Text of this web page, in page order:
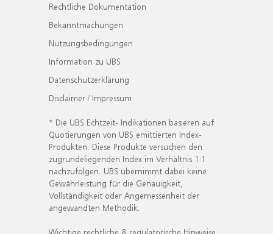
Rechtliche Dokumentation
Bekanntmachungen
Nutzungsbedingungen
Information zu UBS
Datenschutzerklärung
Disclaimer / Impressum
* Die UBS Echtzeit- Indikationen basieren auf
Quotierungen von UBS emittierten Index-
Produkten. Diese Produkte versuchen den
zugrundeliegenden Index im Verhältnis 1:1
nachzufolgen. UBS übernimmt dabei keine
Gewährleistung für die Genauigkeit,
Vollständigkeit oder Angemessenheit der
angewandten Methodik.